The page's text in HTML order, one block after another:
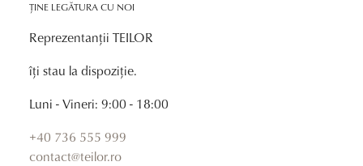
ȚINE LEGĂTURA CU NOI
Reprezentanții TEILOR
îți stau la dispoziție.
Luni - Vineri: 9:00 - 18:00
+40 736 555 999
contact@teilor.ro